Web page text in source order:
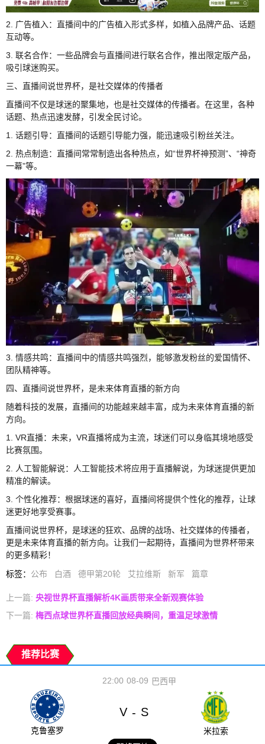
2. 广告植入：直播间中的广告植入形式多样，如植入品牌产品、话题
互动等。
3. 联名合作：一些品牌会与直播间进行联名合作，推出限定版产品，
吸引球迷购买。
三、直播间说世界杯，是社交媒体的传播者
直播间不仅是球迷的聚集地，也是社交媒体的传播者。在这里，各种
话题、热点迅速发酵，引发全民讨论。
1. 话题引导：直播间的话题引导能力强，能迅速吸引粉丝关注。
2. 热点制造：直播间常常制造出各种热点，如“世界杯神预测”、“神奇
一幕”等。
3. 情感共鸣：直播间中的情感共鸣强烈，能够激发粉丝的爱国情怀、
团队精神等。
四、直播间说世界杯，是未来体育直播的新方向
随着科技的发展，直播间的功能越来越丰富，成为未来体育直播的新
方向。
1. VR直播：未来，VR直播将成为主流，球迷们可以身临其境地感受
比赛氛围。
2. 人工智能解说：人工智能技术将应用于直播解说，为球迷提供更加
精准的解读。
3. 个性化推荐：根据球迷的喜好，直播间将提供个性化的推荐，让球
迷更好地享受赛事。
直播间说世界杯，是球迷的狂欢、品牌的战场、社交媒体的传播者，
更是未来体育直播的新方向。让我们一起期待，直播间为世界杯带来
的更多精彩！
标签： 公布 白酒 德甲第20轮 艾拉维斯 新军 篇章
上一篇: 央视世界杯直播解析4K画质带来全新观赛体验
下一篇: 梅西点球世界杯直播回放经典瞬间，重温足球激情
推荐比赛
08-09
22:00 巴西甲
克鲁塞罗
V - S
米拉索